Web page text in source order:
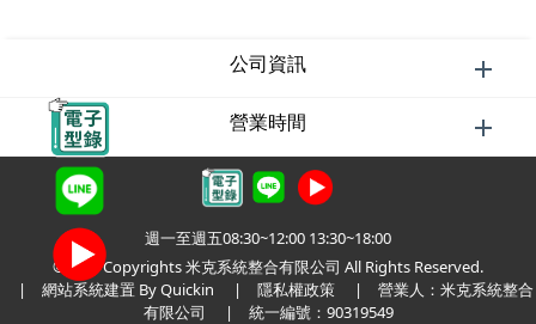
公司資訊
營業時間
週一至週五08:30~12:00 13:30~18:00
©2026 Copyrights 米克系統整合有限公司 All Rights Reserved.
| 網站系統建置 By Quickin | 隱私權政策
| 營業人：米克系統整合
有限公司 | 統一編號：90319549